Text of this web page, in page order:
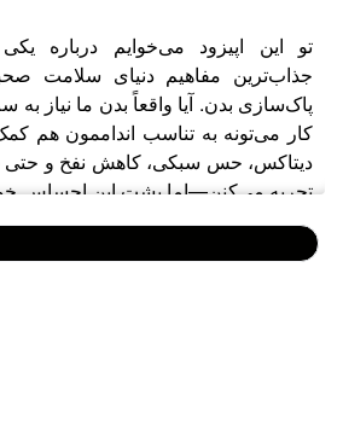
تو این اپیزود می‌خوایم درباره
جذاب‌ترین مفاهیم دنیای سلامت
پاک‌سازی بدن. آیا واقعاً بدن ما نیاز به
کار می‌تونه به تناسب انداممون هم
دیتاکس، حس سبکی، کاهش نفخ و
تجربه می‌کنن—اما پشت این احساس
داره؟ چطور بدون سخت‌گیری، به
بدیم و در عین حال به سلامت و فرم